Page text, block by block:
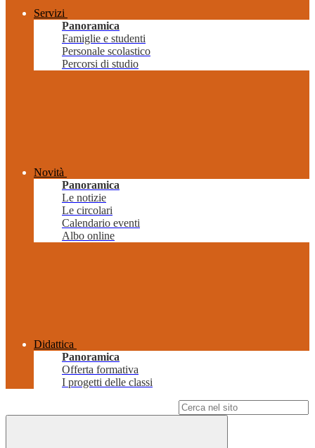
Servizi
Panoramica
Famiglie e studenti
Personale scolastico
Percorsi di studio
Novità
Panoramica
Le notizie
Le circolari
Calendario eventi
Albo online
Didattica
Panoramica
Offerta formativa
I progetti delle classi